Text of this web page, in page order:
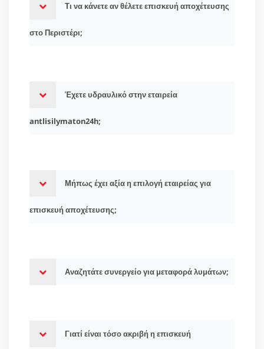
Τι να κάνετε αν θέλετε επισκευή αποχέτευσης
στο Περιστέρι;
Έχετε υδραυλικό στην εταιρεία
antlisilymaton24h;
Μήπως έχει αξία η επιλογή εταιρείας για
επισκευή αποχέτευσης;
Αναζητάτε συνεργείο για μεταφορά λυμάτων;
Γιατί είναι τόσο ακριβή η επισκευή